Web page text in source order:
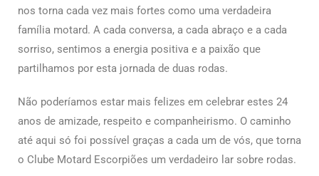
nos torna cada vez mais fortes como uma verdadeira
família motard. A cada conversa, a cada abraço e a cada
sorriso, sentimos a energia positiva e a paixão que
partilhamos por esta jornada de duas rodas.
Não poderíamos estar mais felizes em celebrar estes 24
anos de amizade, respeito e companheirismo. O caminho
até aqui só foi possível graças a cada um de vós, que torna
o Clube Motard Escorpiões um verdadeiro lar sobre rodas.